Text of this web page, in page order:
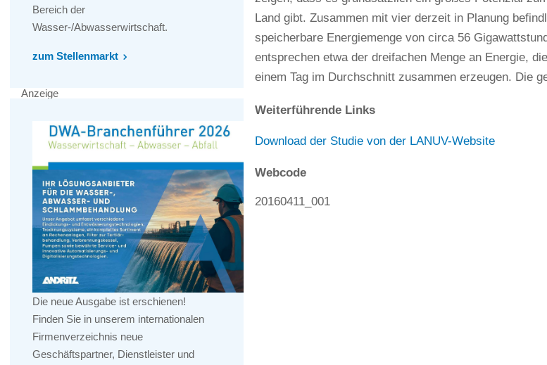
Land gibt. Zusammen mit vier derzeit in Planung
speicherbare Energiemenge von circa 56
entsprechen etwa der dreifachen Menge an Energie,
einem Tag im Durchschnitt zusammen erzeugen. Die
Weiterführende Links
Download der Studie von der LANUV-Website
Webcode
20160411_001
Bereich der
Wasser-/Abwasserwirtschaft.
zum Stellenmarkt
Anzeige
Die neue Ausgabe ist erschienen!
Finden Sie in unserem internationalen
Firmenverzeichnis neue
Geschäftspartner, Dienstleister und